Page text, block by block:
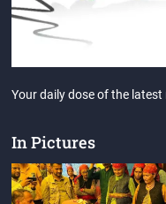
Your daily dose of the latest
In Pictures